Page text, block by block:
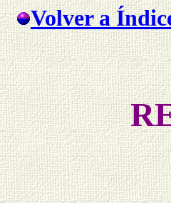
Volver a